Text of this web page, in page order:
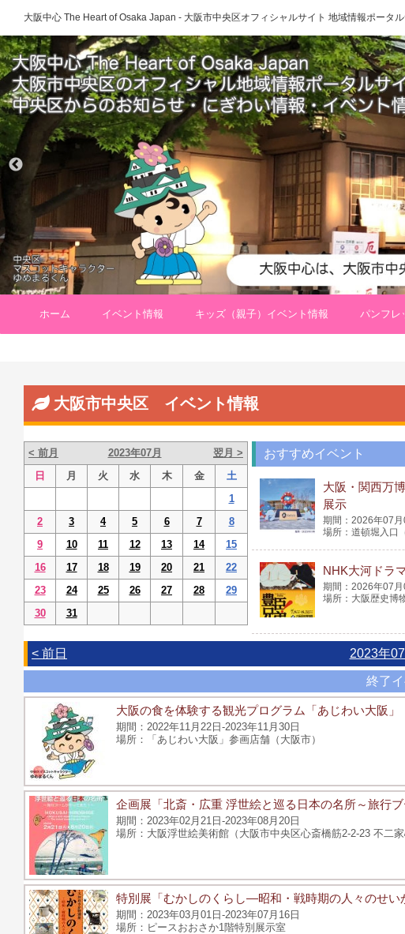
大阪中心 The Heart of Osaka Japan - 大阪市中央区オフィシャルサイト 地域情報ポータル
ホーム イベント情報 キッズ（親子）イベント情報 パンフレ
大阪市中央区 イベント情報
< 前月 2023年07月
翌月 >
日
月 火 水 木 金
土
1
2
3 4 5 6 7
8
9
10 11 12 13 14
15
16
17 18 19 20 21
22
23
24 25 26 27 28
29
30
31
おすすめイベント
大阪・関西万
展示
2026年07
道頓堀入口
NHK大河ドラ
2026年07
大阪歴史博
< 前日 2023年
終了
大阪の食を体験する観光プログラム「あじわい大阪」
2022年11月22日-2023年11月30日
「あじわい大阪」参画店舗（大阪市）
企画展「北斎・広重 浮世絵と巡る日本の名所～旅行ブ
2023年02月21日-2023年08月20日
大阪浮世絵美術館（大阪市中央区心斎橋筋2-2-23 不二家
特別展「むかしのくらし―昭和・戦時期の人々のせい
2023年03月01日-2023年07月16日
ピースおおさか1階特別展示室